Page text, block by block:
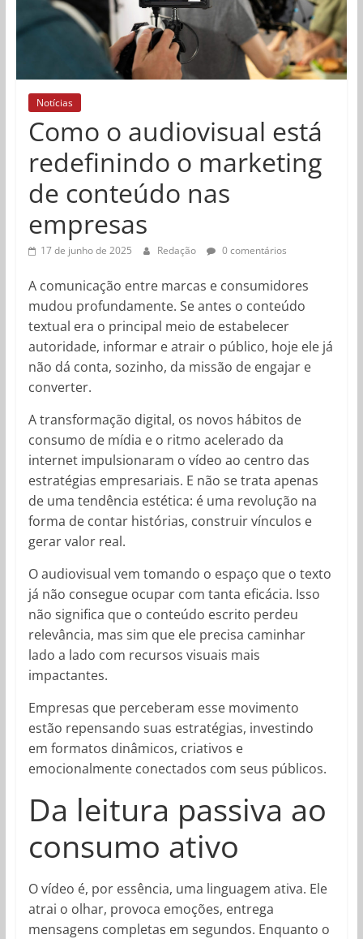
Notícias
Como o audiovisual está
redefinindo o marketing
de conteúdo nas
empresas
17 de junho de 2025 Redação 0 comentários
A comunicação entre marcas e consumidores
mudou profundamente. Se antes o conteúdo
textual era o principal meio de estabelecer
autoridade, informar e atrair o público, hoje ele já
não dá conta, sozinho, da missão de engajar e
converter.
A transformação digital, os novos hábitos de
consumo de mídia e o ritmo acelerado da
internet impulsionaram o vídeo ao centro das
estratégias empresariais. E não se trata apenas
de uma tendência estética: é uma revolução na
forma de contar histórias, construir vínculos e
gerar valor real.
O audiovisual vem tomando o espaço que o texto
já não consegue ocupar com tanta eficácia. Isso
não significa que o conteúdo escrito perdeu
relevância, mas sim que ele precisa caminhar
lado a lado com recursos visuais mais
impactantes.
Empresas que perceberam esse movimento
estão repensando suas estratégias, investindo
em formatos dinâmicos, criativos e
emocionalmente conectados com seus públicos.
Da leitura passiva ao
consumo ativo
O vídeo é, por essência, uma linguagem ativa. Ele
atrai o olhar, provoca emoções, entrega
mensagens completas em segundos. Enquanto o